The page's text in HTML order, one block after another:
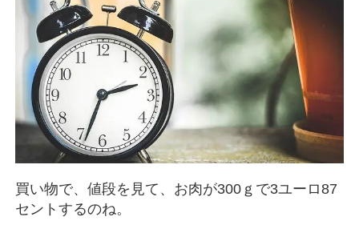
買い物で、値段を見て、お肉が300ｇで3ユーロ87
セントするのね。